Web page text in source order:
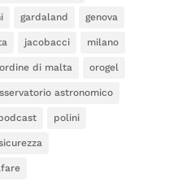
gardaland genova
jacobacci milano
ordine di malta orogel
astronomico
polini